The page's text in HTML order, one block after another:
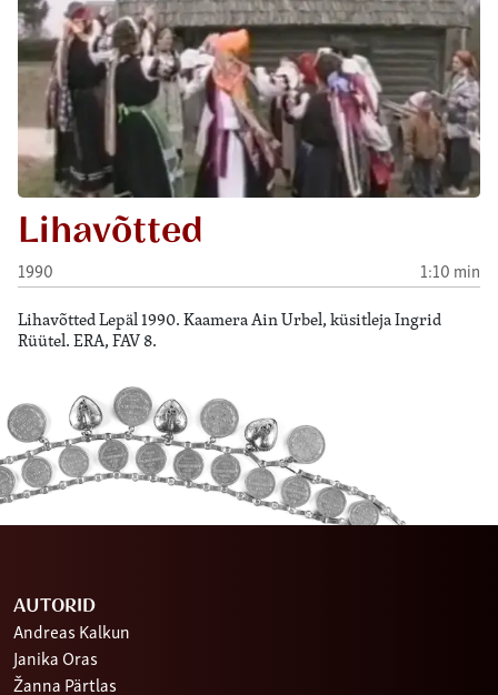
Lihavõtted
1990 1:10 min
Lihavõtted Lepäl 1990. Kaamera Ain Urbel, küsitleja Ingrid
Rüütel. ERA, FAV 8.
AUTORID
Andreas Kalkun
Janika Oras
Žanna Pärtlas